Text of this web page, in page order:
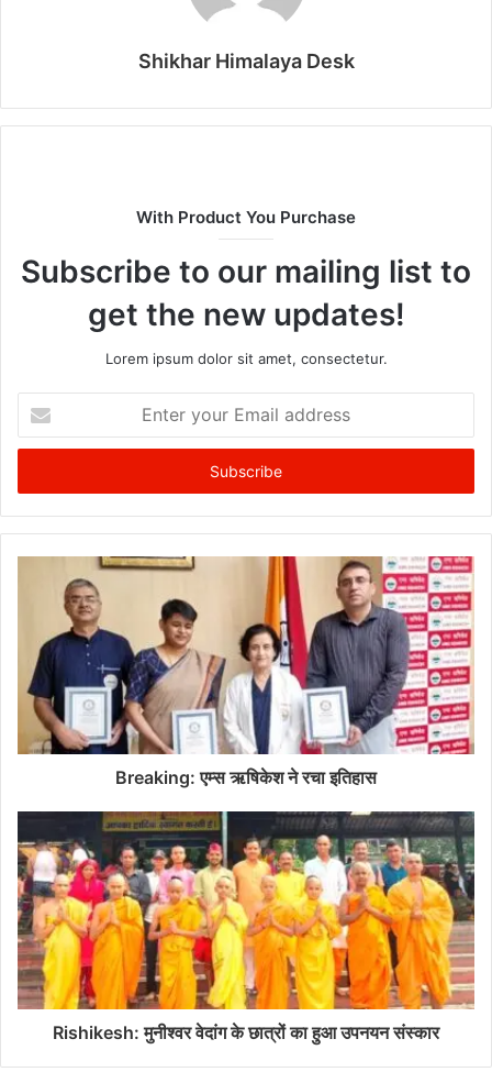
Shikhar Himalaya Desk
With Product You Purchase
Subscribe to our mailing list to
get the new updates!
Lorem ipsum dolor sit amet, consectetur.
your
Email
Breaking: एम्स ऋषिकेश ने रचा इतिहास
Rishikesh: मुनीश्वर वेदांग के छात्रों का हुआ उपनयन संस्कार